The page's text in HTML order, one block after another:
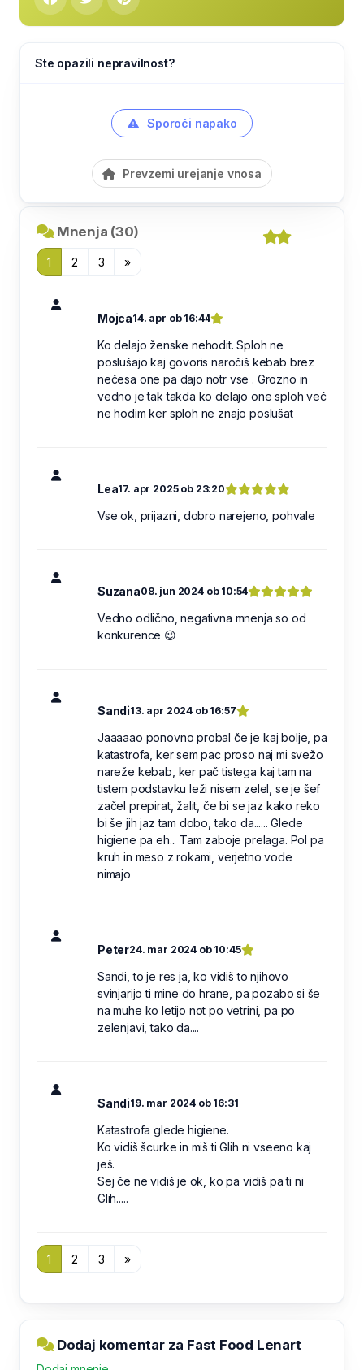
Ste opazili nepravilnost?
Sporoči napako
Prevzemi urejanje vnosa
Mnenja (30)
1 2 3 »
Mojca14. apr ob 16:44
Ko delajo ženske nehodit. Sploh ne
poslušajo kaj govoris naročiš kebab brez
nečesa one pa dajo notr vse . Grozno in
vedno je tak takda ko delajo one sploh več
ne hodim ker sploh ne znajo poslušat
Lea17. apr 2025 ob 23:20
Vse ok, prijazni, dobro narejeno, pohvale
Suzana08. jun 2024 ob 10:54
Vedno odlično, negativna mnenja so od
konkurence 😉
Sandi13. apr 2024 ob 16:57
Jaaaaao ponovno probal če je kaj bolje, pa
katastrofa, ker sem pac proso naj mi svežo
nareže kebab, ker pač tistega kaj tam na
tistem podstavku leži nisem zelel, se je šef
začel prepirat, žalit, če bi se jaz kako reko
bi še jih jaz tam dobo, tako da...... Glede
higiene pa eh... Tam zaboje prelaga. Pol pa
kruh in meso z rokami, verjetno vode
nimajo
Peter24. mar 2024 ob 10:45
Sandi, to je res ja, ko vidiš to njihovo
svinjarijo ti mine do hrane, pa pozabo si še
na muhe ko letijo not po vetrini, pa po
zelenjavi, tako da....
Sandi19. mar 2024 ob 16:31
Katastrofa glede higiene.
Ko vidiš šcurke in miš ti Glih ni vseeno kaj
ješ.
Sej če ne vidiš je ok, ko pa vidiš pa ti ni
Glih.....
1 2 3 »
Dodaj komentar za Fast Food Lenart